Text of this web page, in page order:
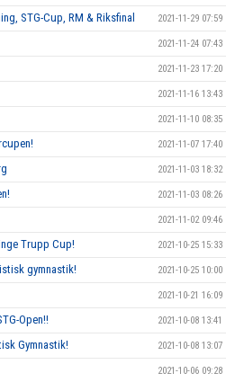
STG-Cup, RM & Riksfinal 2021-11-29 07:59
2021-11-24 07:43
2021-11-23 17:20
2021-11-16 13:43
2021-11-10 08:35
2021-11-07 17:40
2021-11-03 18:32
2021-11-03 08:26
2021-11-02 09:46
Trupp Cup! 2021-10-25 15:33
gymnastik! 2021-10-25 10:00
2021-10-21 16:09
Open!! 2021-10-08 13:41
Gymnastik! 2021-10-08 13:07
2021-10-06 09:28